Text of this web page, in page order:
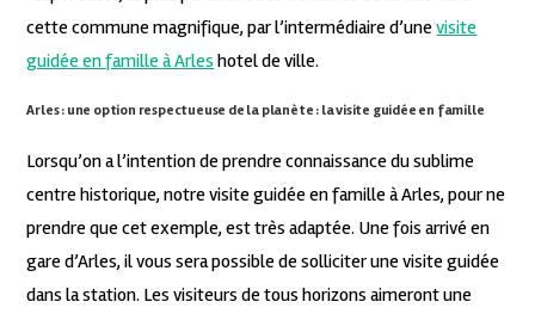
cette commune magnifique, par l’intermédiaire d’unevisite
guidée en famille à Arles hotel de ville.
Arles : une option respectueuse de la planète : la visite guidée en famille
Lorsqu’on a l’intention de prendre connaissance du sublime
centre historique, notre visite guidée en famille à Arles, pour ne
prendre que cet exemple, est très adaptée. Une fois arrivé en
gare d’Arles, il vous sera possible de solliciter une visite guidée
dans la station. Les visiteurs de tous horizons aimeront une